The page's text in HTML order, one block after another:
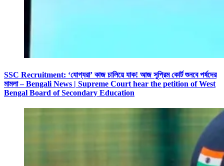
SSC Recruitment: ‘যোগ্যরা’ কাজ চালিয়ে যাক! আজ সুপ্রিম কোর্ট শুনবে পর্ষদের
মামলা – Bengali News | Supreme Court hear the petition of West
Bengal Board of Secondary Education